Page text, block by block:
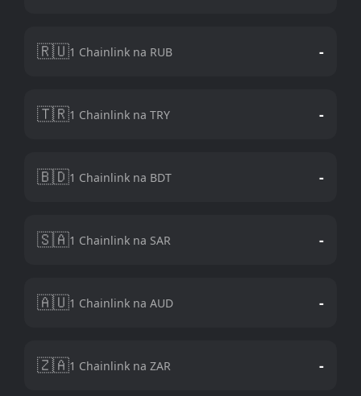
🇷🇺1 Chainlink na RUB -
🇹🇷1 Chainlink na TRY -
🇧🇩1 Chainlink na BDT -
🇸🇦1 Chainlink na SAR -
🇦🇺1 Chainlink na AUD -
🇿🇦1 Chainlink na ZAR -